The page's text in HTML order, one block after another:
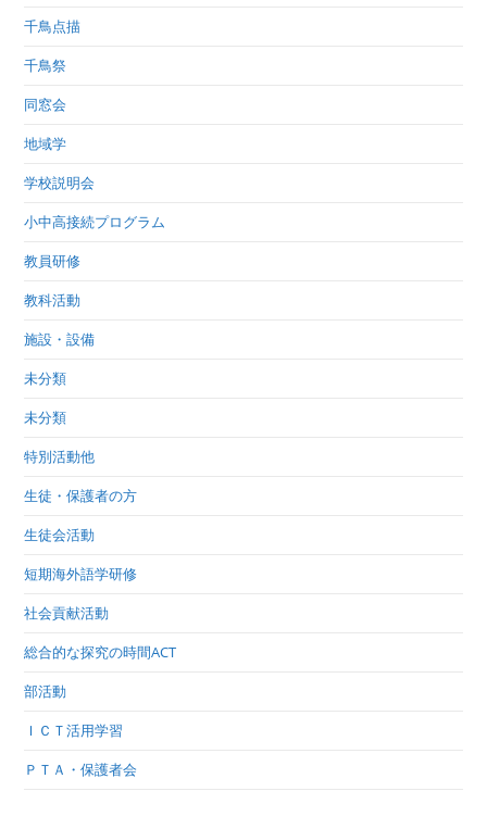
千鳥点描
千鳥祭
同窓会
地域学
学校説明会
小中高接続プログラム
教員研修
教科活動
施設・設備
未分類
未分類
特別活動他
生徒・保護者の方
生徒会活動
短期海外語学研修
社会貢献活動
総合的な探究の時間ACT
部活動
ＩＣＴ活用学習
ＰＴＡ・保護者会